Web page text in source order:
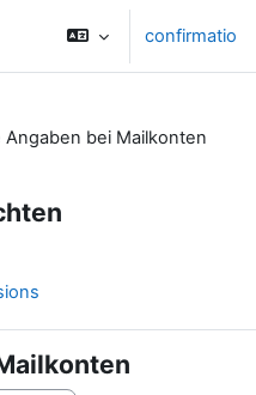
confirmatio
Angaben bei Mailkonten